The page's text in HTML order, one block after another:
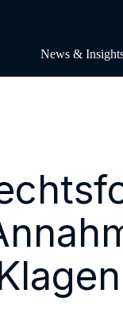
News &